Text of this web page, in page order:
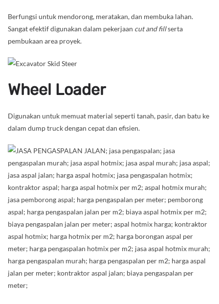
Berfungsi untuk mendorong, meratakan, dan membuka lahan.
Sangat efektif digunakan dalam pekerjaan cut and fillserta
pembukaan area proyek.
Wheel Loader
Digunakan untuk memuat material seperti tanah, pasir, dan batu ke
dalam dump truck dengan cepat dan efisien.